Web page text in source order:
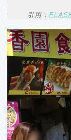
引用：